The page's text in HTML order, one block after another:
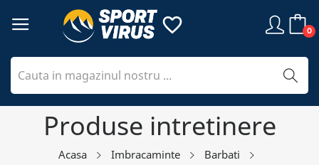
0
favorite_border
Produse intretinere
Acasa Imbracaminte
Barbati